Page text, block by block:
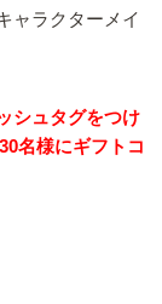
ャラクターメイ
シュタグをつけ
名様にギフトコ